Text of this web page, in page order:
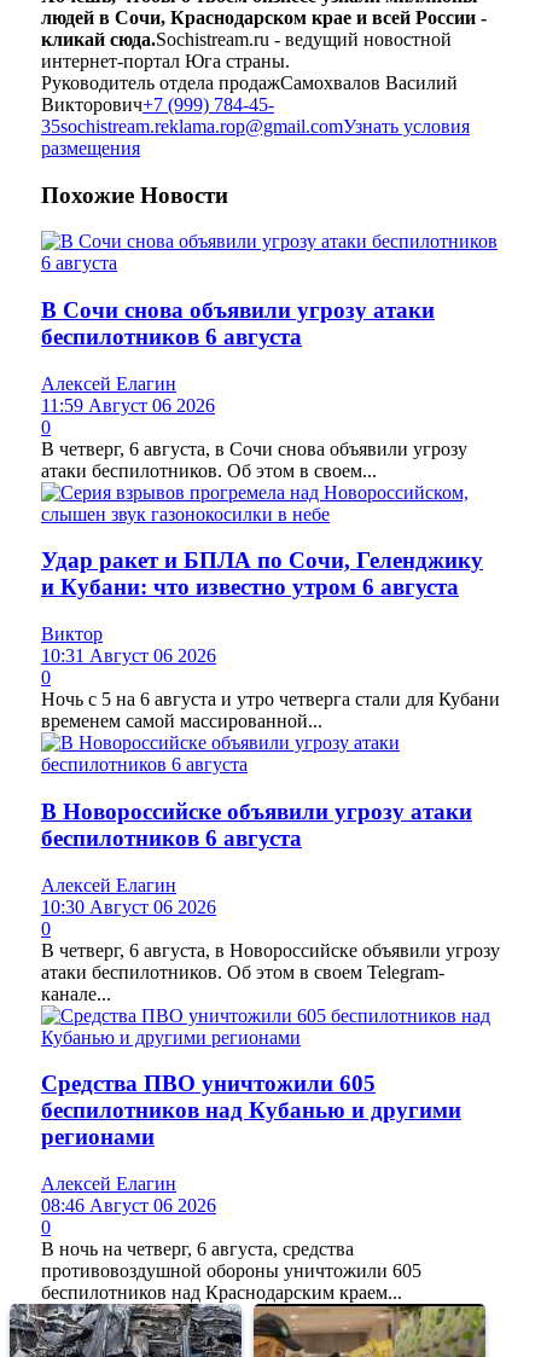
людей в Сочи, Краснодарском крае и всей России -
кликай сюда.Sochistream.ru - ведущий новостной
интернет-портал Юга страны.
Руководитель отдела продажСамохвалов Василий
Викторович+7 (999) 784-45-
35sochistream.reklama.rop@gmail.comУзнать условия
размещения
Похожие Новости
В Сочи снова объявили угрозу атаки
беспилотников 6 августа
Алексей Елагин
11:59 Август 06 2026
0
В четверг, 6 августа, в Сочи снова объявили угрозу
атаки беспилотников. Об этом в своем...
Удар ракет и БПЛА по Сочи, Геленджику
и Кубани: что известно утром 6 августа
Виктор
10:31 Август 06 2026
0
Ночь с 5 на 6 августа и утро четверга стали для Кубани
временем самой массированной...
В Новороссийске объявили угрозу атаки
беспилотников 6 августа
Алексей Елагин
10:30 Август 06 2026
0
В четверг, 6 августа, в Новороссийске объявили угрозу
атаки беспилотников. Об этом в своем Telegram-
канале...
Средства ПВО уничтожили 605
беспилотников над Кубанью и другими
регионами
Алексей Елагин
08:46 Август 06 2026
0
В ночь на четверг, 6 августа, средства
противовоздушной обороны уничтожили 605
беспилотников над Краснодарским краем...